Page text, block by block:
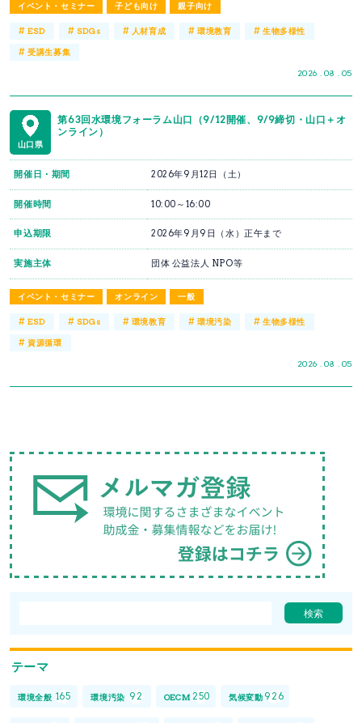
イベント・セミナー 子ども向け 親子向け
2026 . 08 . 05
#ESD # SDGs # 人材育成 # 環境教育 #生物多様性
#受講生募集
山口県
第63回水環境フォーラム山口（9/12開催、9/9締切・山口＋オ
ンライン）
イベント・セミナー オンライン 一般
2026 . 08 . 05
開催日・期間 2026年9月12日（土）
開催時間 10:00～16:00
申込期限 2026年9月9日（水）正午まで
実施主体 団体 公益法人 NPO等
#ESD # SDGs # 環境教育 # 環境汚染 #生物多様性
#資源循環
テーマ
環境全般 165 環境汚染 92 OECM 250 気候変動 926